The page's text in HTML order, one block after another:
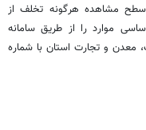
سطح مشاهده هرگونه تخلف از
موارد را از طریق سامانه
معدن و تجارت استان با شماره